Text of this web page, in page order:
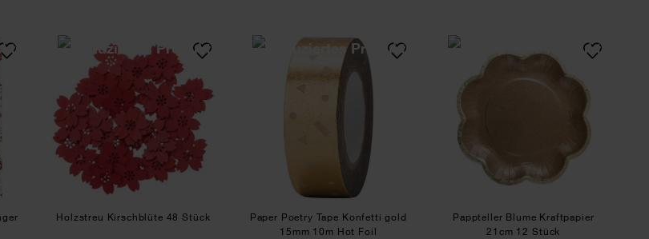
Geschenkanhänger 30 StückHolzstreu Kirschblüte 48 Stück
Holzstreu Kirschblüte 48 Stück
Paper Poetry Tape Konfetti gold 15mm 10m Hot Foil
Paper Poetry Tape Konfetti gold
15mm 10m Hot Foil
Pappteller Blume Kraftpapier
21cm 12 Stück